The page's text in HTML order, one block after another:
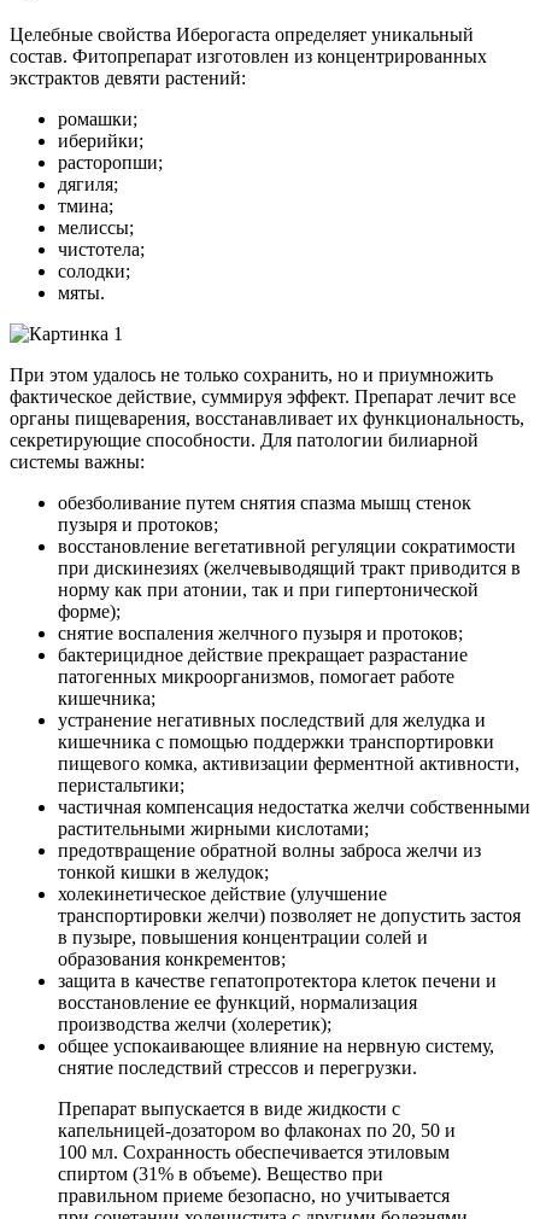
Целебные свойства Иберогаста определяет уникальный
состав. Фитопрепарат изготовлен из концентрированных
экстрактов девяти растений:
ромашки;
иберийки;
расторопши;
дягиля;
тмина;
мелиссы;
чистотела;
солодки;
мяты.
При этом удалось не только сохранить, но и приумножить
фактическое действие, суммируя эффект. Препарат лечит все
органы пищеварения, восстанавливает их функциональность,
секретирующие способности. Для патологии билиарной
системы важны:
обезболивание путем снятия спазма мышц стенок
пузыря и протоков;
восстановление вегетативной регуляции сократимости
при дискинезиях (желчевыводящий тракт приводится в
норму как при атонии, так и при гипертонической
форме);
снятие воспаления желчного пузыря и протоков;
бактерицидное действие прекращает разрастание
патогенных микроорганизмов, помогает работе
кишечника;
устранение негативных последствий для желудка и
кишечника с помощью поддержки транспортировки
пищевого комка, активизации ферментной активности,
перистальтики;
частичная компенсация недостатка желчи собственными
растительными жирными кислотами;
предотвращение обратной волны заброса желчи из
тонкой кишки в желудок;
холекинетическое действие (улучшение
транспортировки желчи) позволяет не допустить застоя
в пузыре, повышения концентрации солей и
образования конкрементов;
защита в качестве гепатопротектора клеток печени и
восстановление ее функций, нормализация
производства желчи (холеретик);
общее успокаивающее влияние на нервную систему,
снятие последствий стрессов и перегрузки.
Препарат выпускается в виде жидкости с
капельницей-дозатором во флаконах по 20, 50 и
100 мл. Сохранность обеспечивается этиловым
спиртом (31% в объеме). Вещество при
правильном приеме безопасно, но учитывается